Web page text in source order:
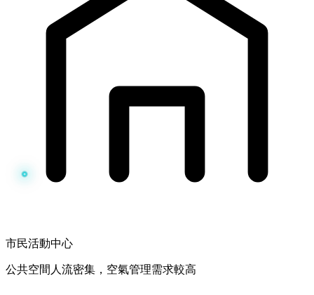
市民活動中心
公共空間人流密集，空氣管理需求較高